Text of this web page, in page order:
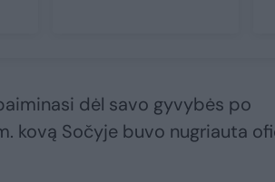
dėl savo gyvybės po
kovą Sočyje buvo nugriauta